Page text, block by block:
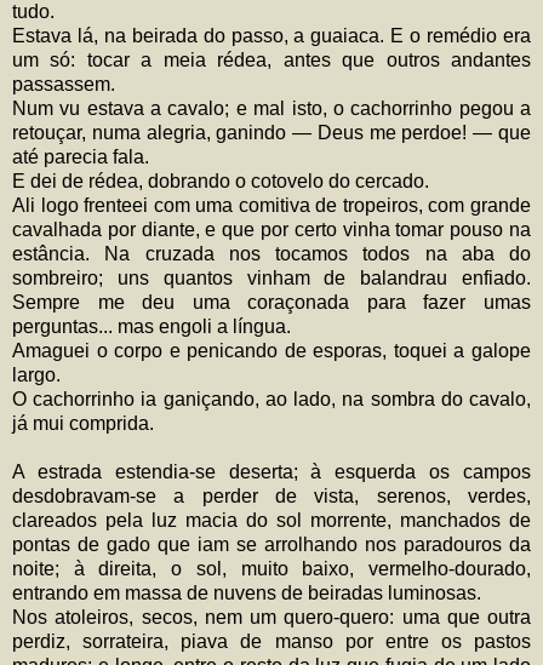
tudo.
Estava lá, na beirada do passo, a guaiaca. E o remédio era
um só: tocar a meia rédea, antes que outros andantes
passassem.
Num vu estava a cavalo; e mal isto, o cachorrinho pegou a
retouçar, numa alegria, ganindo — Deus me perdoe! — que
até parecia fala.
E dei de rédea, dobrando o cotovelo do cercado.
Ali logo frenteei com uma comitiva de tropeiros, com grande
cavalhada por diante, e que por certo vinha tomar pouso na
estância. Na cruzada nos tocamos todos na aba do
sombreiro; uns quantos vinham de balandrau enfiado.
Sempre me deu uma coraçonada para fazer umas
perguntas... mas engoli a língua.
Amaguei o corpo e penicando de esporas, toquei a galope
largo.
O cachorrinho ia ganiçando, ao lado, na sombra do cavalo,
já mui comprida.
A estrada estendia-se deserta; à esquerda os campos
desdobravam-se a perder de vista, serenos, verdes,
clareados pela luz macia do sol morrente, manchados de
pontas de gado que iam se arrolhando nos paradouros da
noite; à direita, o sol, muito baixo, vermelho-dourado,
entrando em massa de nuvens de beiradas luminosas.
Nos atoleiros, secos, nem um quero-quero: uma que outra
perdiz, sorrateira, piava de manso por entre os pastos